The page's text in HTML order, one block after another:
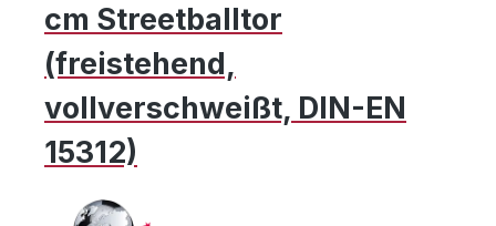
cm Streetballtor
(freistehend,
vollverschweißt, DIN-EN
15312)